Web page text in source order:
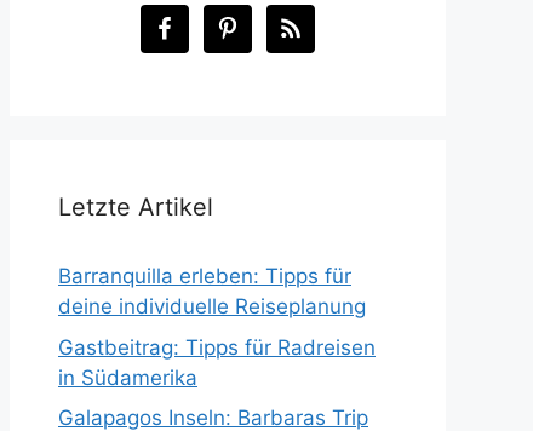
Letzte Artikel
Barranquilla erleben: Tipps für
deine individuelle Reiseplanung
Gastbeitrag: Tipps für Radreisen
in Südamerika
Galapagos Inseln: Barbaras Trip